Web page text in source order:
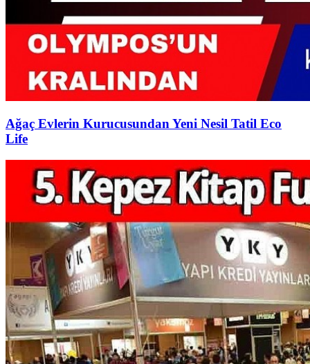
Ağaç Evlerin Kurucusundan Yeni Nesil Tatil Eco
Life